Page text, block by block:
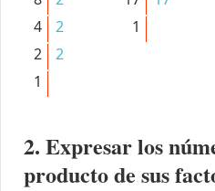
4
2
2
2
1
1
2. Expresar los
producto de sus